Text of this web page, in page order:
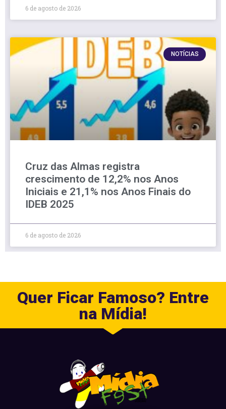
6 de agosto de 2026
NOTÍCIAS
Cruz das Almas registra
crescimento de 12,2% nos Anos
Iniciais e 21,1% nos Anos Finais do
IDEB 2025
6 de agosto de 2026
Quer Ficar Famoso? Entre
na Mídia!